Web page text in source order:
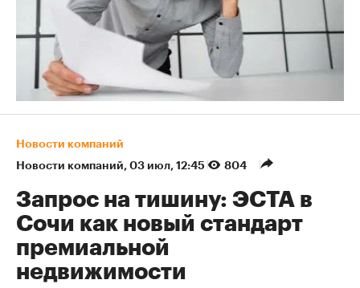
Новости компаний
Новости компаний⁠, 03 июл, 12:45 804
Запрос на тишину: ЭСТА в
Сочи как новый стандарт
премиальной
недвижимости